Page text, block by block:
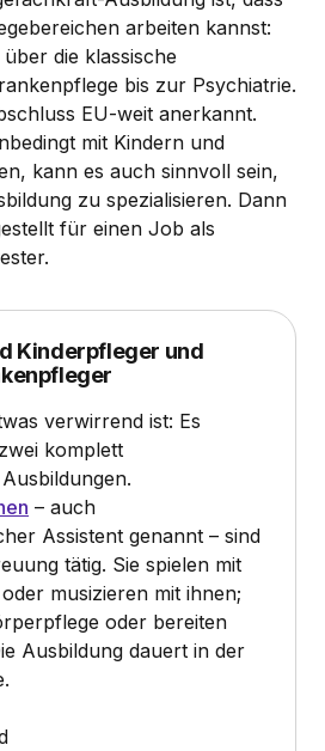
arbeiten kannst:
die klassische
bis zur Psychiatrie.
EU-weit anerkannt.
mit Kindern und
kann es auch sinnvoll sein,
zu spezialisieren. Dann
für einen Job als
Kinderpfleger und
verwirrend ist: Es
komplett
– auch
Assistent genannt – sind
tätig. Sie spielen mit
musizieren mit ihnen;
oder bereiten
Ausbildung dauert in der